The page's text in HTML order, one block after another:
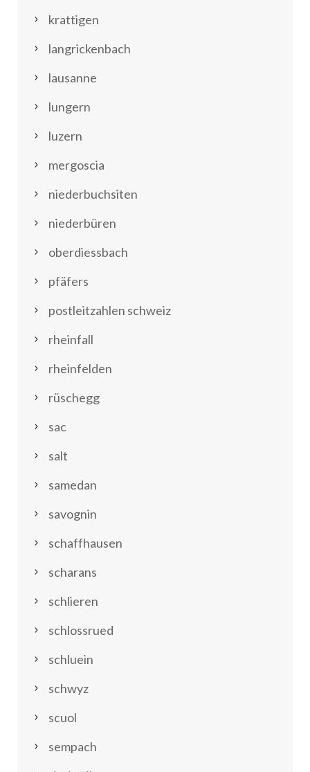
krattigen
langrickenbach
lausanne
lungern
luzern
mergoscia
niederbuchsiten
niederbüren
oberdiessbach
pfäfers
postleitzahlen schweiz
rheinfall
rheinfelden
rüschegg
sac
salt
samedan
savognin
schaffhausen
scharans
schlieren
schlossrued
schluein
schwyz
scuol
sempach